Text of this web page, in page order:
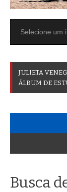
JULIETA VENEG
ÁLBUM DE EST
Busca